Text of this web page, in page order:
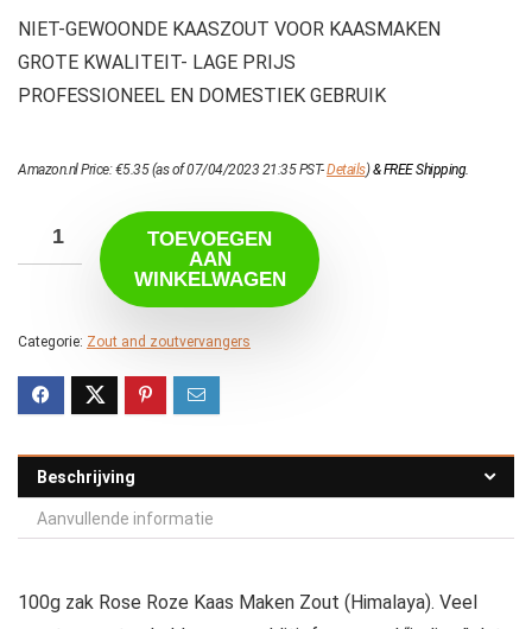
NIET-GEWOONDE KAASZOUT VOOR KAASMAKEN
GROTE KWALITEIT- LAGE PRIJS
PROFESSIONEEL EN DOMESTIEK GEBRUIK
Amazon.nl Price:€5.35(as of 07/04/2023 21:35 PST-Details)&FREE Shipping.
TOEVOEGEN
AAN
WINKELWAGEN
Categorie: Zout and zoutvervangers
Beschrijving
Aanvullende informatie
100g zak Rose Roze Kaas Maken Zout (Himalaya). Veel